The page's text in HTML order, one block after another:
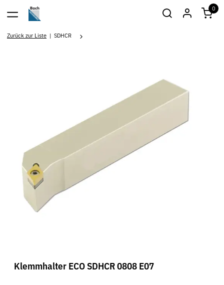
0
Zurück zur Liste SDHCR
Klemmhalter ECO SDHCR 0808 E07